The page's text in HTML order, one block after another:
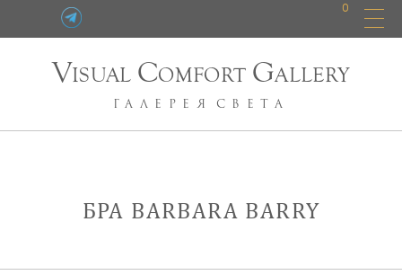
0
VISUAL COMFORT GALLERY
ГАЛЕРЕЯ СВЕТА
БРА BARBARA BARRY